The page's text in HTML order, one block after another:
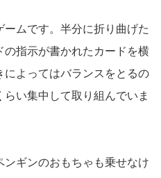
ムです。半分に折り曲げた
の指示が書かれたカードを横
よってはバランスをとるの
い集中して取り組んでいま
ンギンのおもちゃも乗せなけ